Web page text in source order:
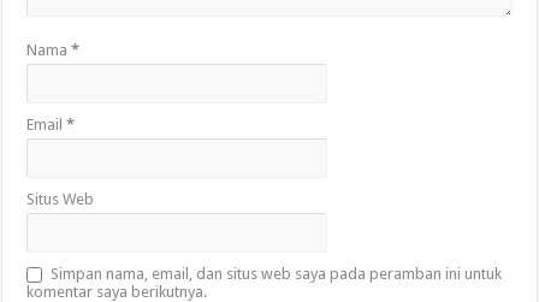
Nama*
Email*
Situs Web
Simpan nama, email, dan situs web saya pada peramban ini untuk
komentar saya berikutnya.